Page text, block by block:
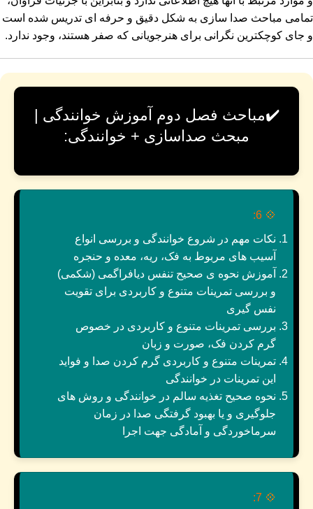
تمامی مباحث صدا سازی به شکل دقیق و حرفه ای تدریس شده است
و جای کوچکترین نگرانی برای هنرجویانی که صفر هستند، وجود ندارد.
✔️مباحث فصل دوم آموزش خوانندگی |
مبحث صداسازی + خوانندگی:
💠
نکات مهم در شروع خوانندگی و بررسی انواع
آسیب های مربوط به فک، ریه، معده و حنجره
آموزش نحوه ی صحیح تنفس دیافراگمی (شکمی)
و بررسی تمرینات متنوع و کاربردی برای تقویت
نفس گیری
بررسی تمرینات متنوع و کاربردی در خصوص
گرم کردن فک، صورت و زبان
تمرینات متنوع و کاربردی گرم کردن صدا و فواید
این تمرینات در خوانندگی
نحوه صحیح تغذیه سالم در خوانندگی و روش های
جلوگیری و یا بهبود گرفتگی صدا در زمان
سرماخوردگی و آمادگی جهت اجرا
💠
7: